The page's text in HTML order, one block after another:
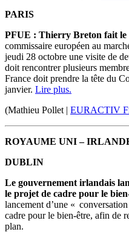
PARIS
PFUE : Thierry Breton fait le
commissaire européen au
jeudi 28 octobre une visite de
doit rencontrer plusieurs
France doit prendre la tête du
janvier. Lire plus.
(Mathieu Pollet | EURACTIV
ROYAUME UNI –
DUBLIN
Le gouvernement irlandais
le projet de cadre pour le
lancement d’une «
cadre pour le bien-être, afin de
plan.